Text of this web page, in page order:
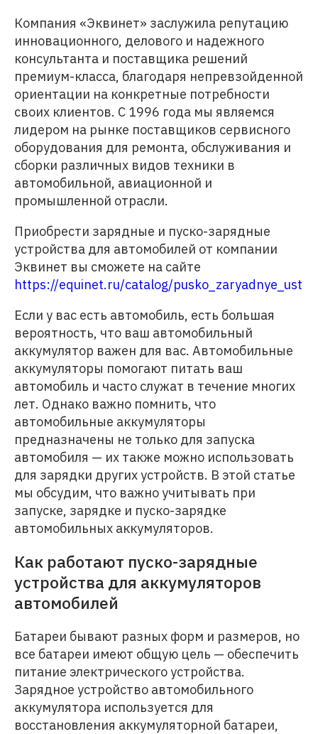
Компания «Эквинет» заслужила репутацию
инновационного, делового и надежного
консультанта и поставщика решений
премиум-класса, благодаря непревзойденной
ориентации на конкретные потребности
своих клиентов. С 1996 года мы являемся
лидером на рынке поставщиков сервисного
оборудования для ремонта, обслуживания и
сборки различных видов техники в
автомобильной, авиационной и
промышленной отрасли.
Приобрести зарядные и пуско-зарядные
устройства для автомобилей от компании
Эквинет вы сможете на сайте
https://equinet.ru/catalog/
Если у вас есть автомобиль, есть большая
вероятность, что ваш автомобильный
аккумулятор важен для вас. Автомобильные
аккумуляторы помогают питать ваш
автомобиль и часто служат в течение многих
лет. Однако важно помнить, что
автомобильные аккумуляторы
предназначены не только для запуска
автомобиля — их также можно использовать
для зарядки других устройств. В этой статье
мы обсудим, что важно учитывать при
запуске, зарядке и пуско-зарядке
автомобильных аккумуляторов.
Как работают пуско-зарядные
устройства для аккумуляторов
автомобилей
Батареи бывают разных форм и размеров, но
все батареи имеют общую цель — обеспечить
питание электрического устройства.
Зарядное устройство автомобильного
аккумулятора используется для
восстановления аккумуляторной батареи,